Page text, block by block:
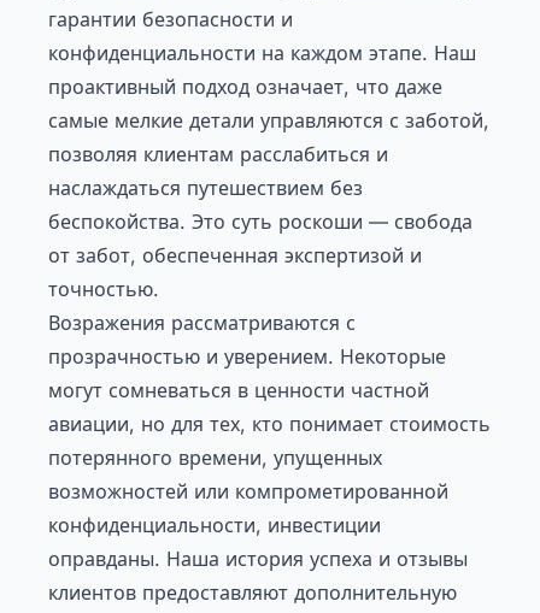
гарантии безопасности и
конфиденциальности на каждом этапе. Наш
проактивный подход означает, что даже
самые мелкие детали управляются с заботой,
позволяя клиентам расслабиться и
наслаждаться путешествием без
беспокойства. Это суть роскоши — свобода
от забот, обеспеченная экспертизой и
точностью.
Возражения рассматриваются с
прозрачностью и уверением. Некоторые
могут сомневаться в ценности частной
авиации, но для тех, кто понимает стоимость
потерянного времени, упущенных
возможностей или компрометированной
конфиденциальности, инвестиции
оправданы. Наша история успеха и отзывы
клиентов предоставляют дополнительную